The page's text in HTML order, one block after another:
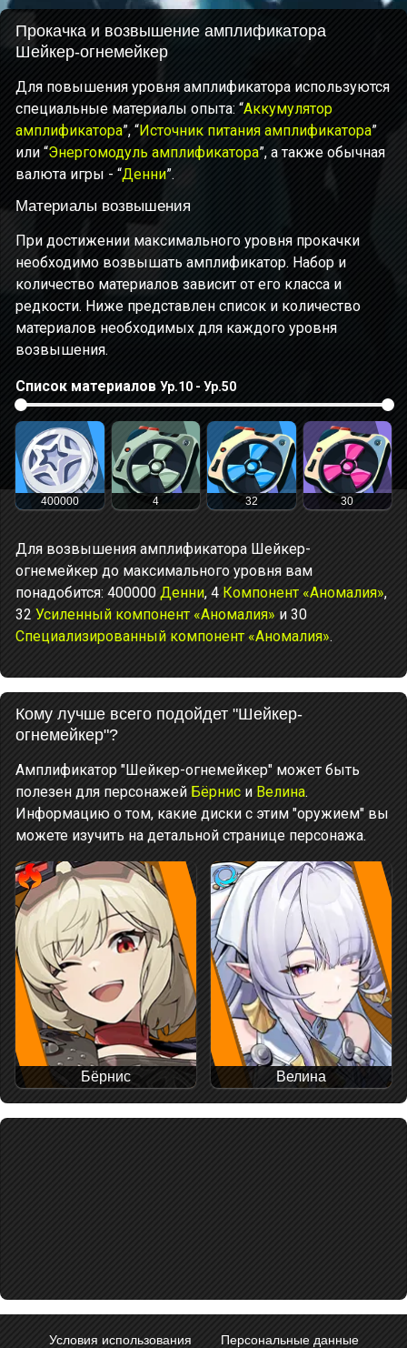
раза в 0,3 сек., накапливается до 10 раз и длится 6 сек.
Пока агент находится вне поля боя, накопление
происходит в два раза эффективнее, а повторные запуски
получает бонус к наносимому урону, а количество
активных зарядов эффекта не меньше 5, знание аномалии
у агента с этим предметом повышается на
50/62/75/87/100 ед.Этот бонус не суммируется и длится
6 сек.
Прокачка и возвышение амплификатора
Шейкер-огнемейкер
Для повышения уровня амплификатора используются
специальные материалы опыта: “Аккумулятор
амплификатора”, “Источник питания амплификатора”
или “Энергомодуль амплификатора”, а также обычная
валюта игры - “Денни”.
Материалы возвышения
При достижении максимального уровня прокачки
необходимо возвышать амплификатор. Набор и
количество материалов зависит от его класса и
редкости. Ниже представлен список и количество
материалов необходимых для каждого уровня
возвышения.
Список материалов Ур.10 - Ур.50
400000 4 32 30
Для возвышения амплификатора Шейкер-
огнемейкер до максимального уровня вам
понадобится: 400000 Денни, 4 Компонент «Аномалия»,
32 Усиленный компонент «Аномалия» и 30
Специализированный компонент «Аномалия».
Кому лучше всего подойдет "Шейкер-
огнемейкер"?
Амплификатор "Шейкер-огнемейкер" может быть
полезен для персонажей Бёрнис и Велина.
Информацию о том, какие диски с этим "оружием" вы
можете изучить на детальной странице персонажа.
Бёрнис Велина
Условия использования Персональные данные